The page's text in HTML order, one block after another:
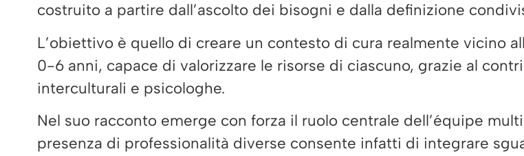
costruito a partire dall’ascolto dei bisogni e dalla definizione
L’obiettivo è quello di creare un contesto di cura realmente vicino
0-6 anni, capace di valorizzare le risorse di ciascuno, grazie al
interculturali e psicologhe.
Nel suo racconto emerge con forza il ruolo centrale dell’équipe
presenza di professionalità diverse consente infatti di integrare